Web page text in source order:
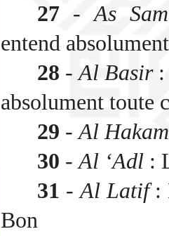
27 -As
entend
28 - Al Basir:
absolument toute
29 - Al Hakam
30 - Al ‘Adl :
31 - Al Latif:
Bon